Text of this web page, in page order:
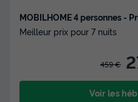
MOBILHOME 4 personnes -
Meilleur prix pour 7 nuits
459 €
Voir les